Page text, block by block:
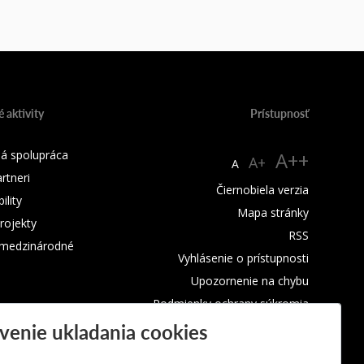
aktivity
spolupráca
Prístupnosť
A A+ A++
Čiernobiela verzia
Mapa stránky
RSS
Vyhlásenie o prístupnosti
Upozornenie na chybu
Podmienky ochrany súkromia
Využívanie súborov cookies
ukladania cookies